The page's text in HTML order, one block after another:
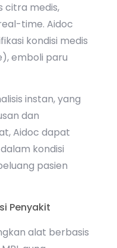
citra medis,
time. Aidoc
kondisi medis
emboli paru
instan, yang
dan
Aidoc dapat
kondisi
pasien
Penyakit
alat berbasis